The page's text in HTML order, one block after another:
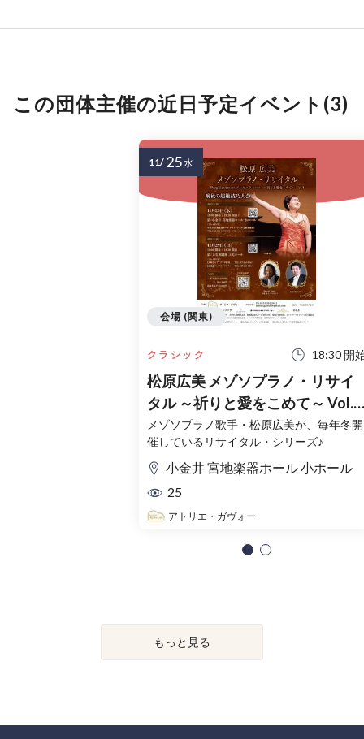
この団体主催の近日予定イベント(3)
クラシック 18:30 開
松原広美 メゾソプラノ・リサイ
タル ～祈りと愛をこめて～ Vol.4
東京公演
メゾソプラノ歌手・松原広美が、毎年冬開
催しているリサイタル・シリーズ♪
小金井 宮地楽器ホール 小ホール
25
アトリエ・ガヴォー
会場 (関東)
11/ 25水
もっと見る